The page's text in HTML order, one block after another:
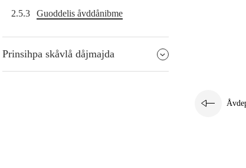
2.5.3 Guoddelis åvddånibme
Prinsihpa skåvlå dåjmajda